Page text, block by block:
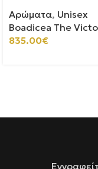
Αρώματα, Unisex
Boadicea The
835.00€